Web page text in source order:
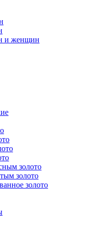
и женщин
золото
золото
золото